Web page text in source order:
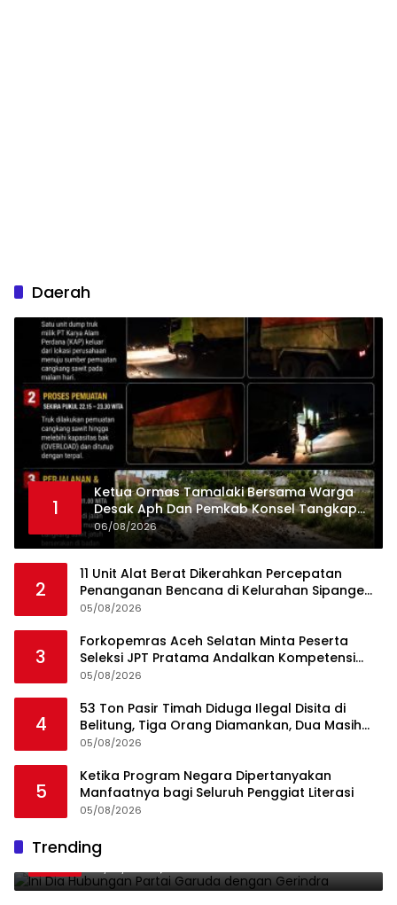
Daerah
1
Ketua Ormas Tamalaki Bersama Warga
Desak Aph Dan Pemkab Konsel Tangkap
Pelaku Angkut Cangkang Sawit Overload,
Truk PT KAP Melintas Jalan Umum
06/08/2026
2
11 Unit Alat Berat Dikerahkan Percepatan
Penanganan Bencana di Kelurahan Sipange
Kecamatan Tukka
05/08/2026
3
Forkopemras Aceh Selatan Minta Peserta
Seleksi JPT Pratama Andalkan Kompetensi
dan Integritas, Bukan Kedekatan
05/08/2026
4
53 Ton Pasir Timah Diduga Ilegal Disita di
Belitung, Tiga Orang Diamankan, Dua Masih
Diburu
05/08/2026
5
Ketika Program Negara Dipertanyakan
Manfaatnya bagi Seluruh Penggiat Literasi
05/08/2026
Trending
1
Gerindra
19/02/2018 0